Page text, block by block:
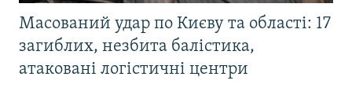
Масований удар по Києву та області: 17
загиблих, незбита балістика,
атаковані логістичні центри